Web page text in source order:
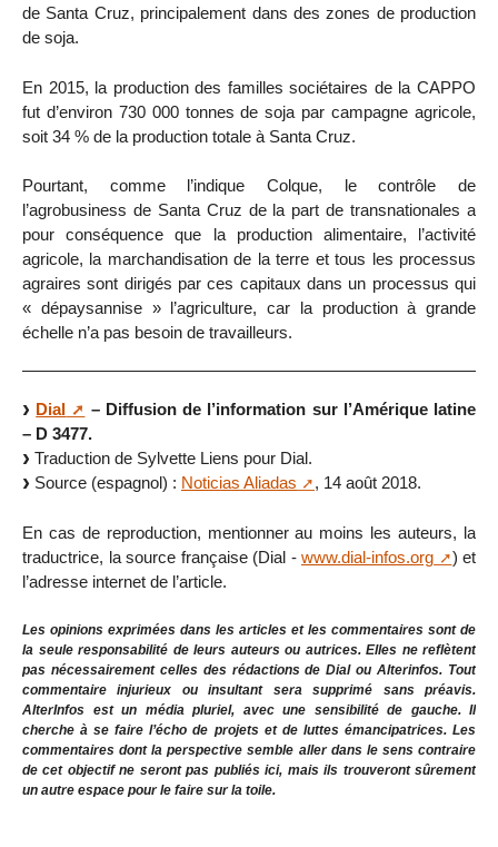
de Santa Cruz, principalement dans des zones de production
de soja.
En 2015, la production des familles sociétaires de la CAPPO
fut d’environ 730 000 tonnes de soja par campagne agricole,
soit 34 % de la production totale à Santa Cruz.
Pourtant, comme l’indique Colque, le contrôle de
l’agrobusiness de Santa Cruz de la part de transnationales a
pour conséquence que la production alimentaire, l’activité
agricole, la marchandisation de la terre et tous les processus
agraires sont dirigés par ces capitaux dans un processus qui
« dépaysannise » l’agriculture, car la production à grande
échelle n’a pas besoin de travailleurs.
Dial
– Diffusion de l’information sur l’Amérique latine
– D 3477.
Traduction de Sylvette Liens pour Dial.
Source (espagnol) : Noticias Aliadas , 14 août 2018.
En cas de reproduction, mentionner au moins les auteurs, la
traductrice, la source française (Dial - www.dial-infos.org
) et
l’adresse internet de l’article.
Les opinions exprimées dans les articles et les commentaires sont de
la seule responsabilité de leurs auteurs ou autrices. Elles ne reflètent
pas nécessairement celles des rédactions de Dial ou Alterinfos. Tout
commentaire injurieux ou insultant sera supprimé sans préavis.
AlterInfos est un média pluriel, avec une sensibilité de gauche. Il
cherche à se faire l’écho de projets et de luttes émancipatrices. Les
commentaires dont la perspective semble aller dans le sens contraire
de cet objectif ne seront pas publiés ici, mais ils trouveront sûrement
un autre espace pour le faire sur la toile.